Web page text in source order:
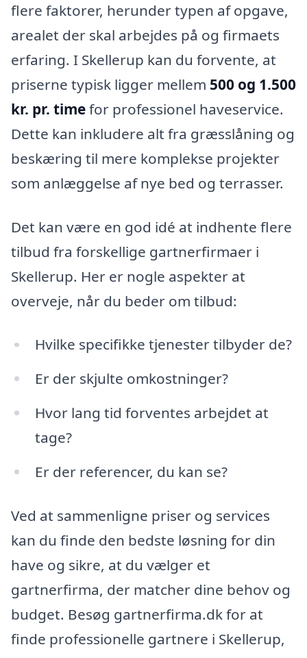
flere faktorer, herunder typen af opgave,
arealet der skal arbejdes på og firmaets
erfaring. I Skellerup kan du forvente, at
priserne typisk ligger mellem 500 og 1.500
kr. pr. timefor professionel haveservice.
Dette kan inkludere alt fra græsslåning og
beskæring til mere komplekse projekter
som anlæggelse af nye bed og terrasser.
Det kan være en god idé at indhente flere
tilbud fra forskellige gartnerfirmaer i
Skellerup. Her er nogle aspekter at
overveje, når du beder om tilbud:
Hvilke specifikke tjenester tilbyder de?
Er der skjulte omkostninger?
Hvor lang tid forventes arbejdet at
tage?
Er der referencer, du kan se?
Ved at sammenligne priser og services
kan du finde den bedste løsning for din
have og sikre, at du vælger et
gartnerfirma, der matcher dine behov og
budget. Besøg gartnerfirma.dk for at
finde professionelle gartnere i Skellerup,